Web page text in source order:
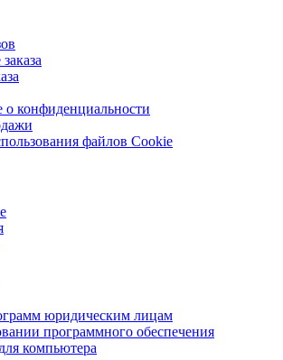
о конфиденциальности
файлов Cookie
юридическим лицам
программного обеспечения
компьютера